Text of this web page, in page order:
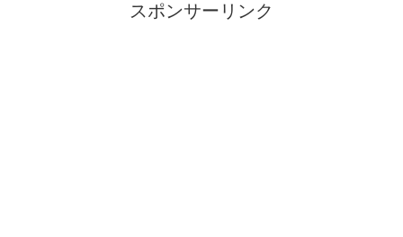
スポンサーリンク